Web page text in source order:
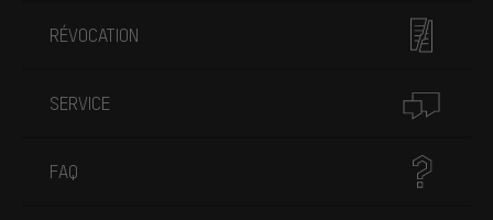
RÉVOCATION
SERVICE
FAQ